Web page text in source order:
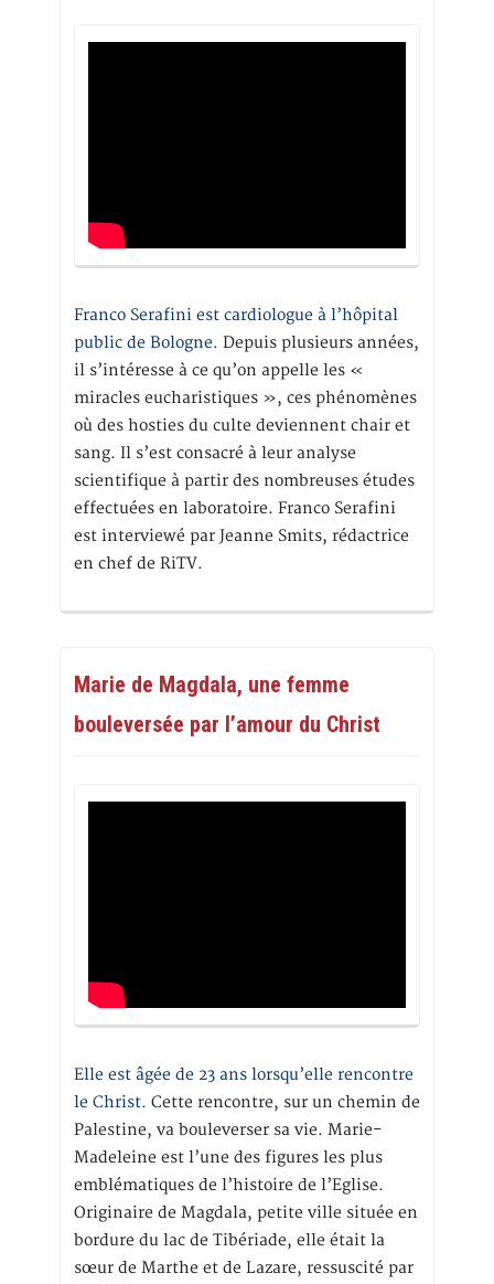
Franco Serafini est cardiologue à l’hôpital
public de Bologne. Depuis plusieurs années,
il s’intéresse à ce qu’on appelle les «
miracles eucharistiques », ces phénomènes
où des hosties du culte deviennent chair et
sang. Il s’est consacré à leur analyse
scientifique à partir des nombreuses études
effectuées en laboratoire. Franco Serafini
est interviewé par Jeanne Smits, rédactrice
en chef de RiTV.
Marie de Magdala, une femme
bouleversée par l’amour du Christ
Elle est âgée de 23 ans lorsqu’elle rencontre
le Christ. Cette rencontre, sur un chemin de
Palestine, va bouleverser sa vie. Marie-
Madeleine est l’une des figures les plus
emblématiques de l’histoire de l’Eglise.
Originaire de Magdala, petite ville située en
bordure du lac de Tibériade, elle était la
sœur de Marthe et de Lazare, ressuscité par